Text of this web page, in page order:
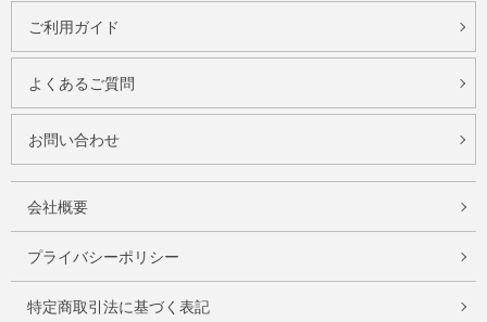
ご利用ガイド
よくあるご質問
お問い合わせ
会社概要
プライバシーポリシー
特定商取引法に基づく表記